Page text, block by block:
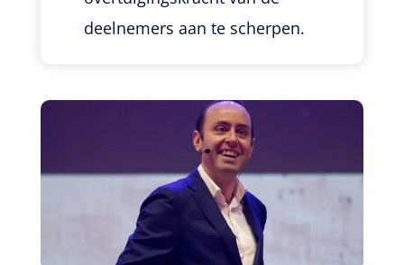
deelnemers aan te scherpen.